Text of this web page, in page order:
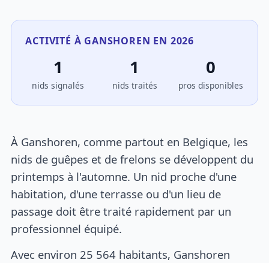
ACTIVITÉ À GANSHOREN EN 2026
1
nids signalés
1
nids traités
0
pros disponibles
À Ganshoren, comme partout en Belgique, les
nids de guêpes et de frelons se développent du
printemps à l'automne. Un nid proche d'une
habitation, d'une terrasse ou d'un lieu de
passage doit être traité rapidement par un
professionnel équipé.
Avec environ 25 564 habitants, Ganshoren